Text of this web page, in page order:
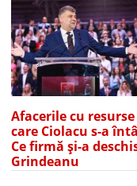
Afacerile cu
care Ciolacu s-a
Ce firmă și-a
Grindeanu